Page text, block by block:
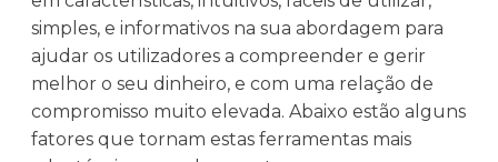
simples, e informativos na sua abordagem para
ajudar os utilizadores a compreender e gerir
melhor o seu dinheiro, e com uma relação de
compromisso muito elevada. Abaixo estão alguns
fatores que tornam estas ferramentas mais